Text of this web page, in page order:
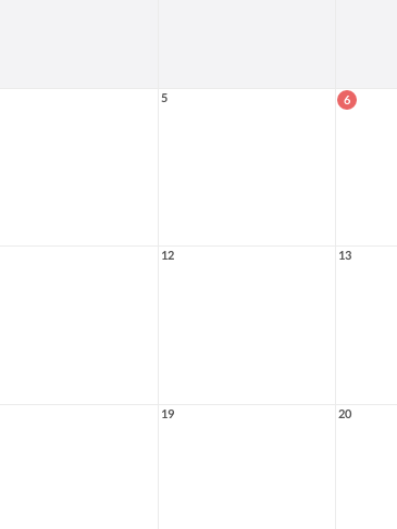
5 6
12 13
19 20